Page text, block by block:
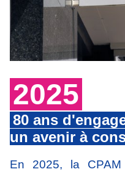
2025
80 ans
un avenir à
En 2025, la CPAM